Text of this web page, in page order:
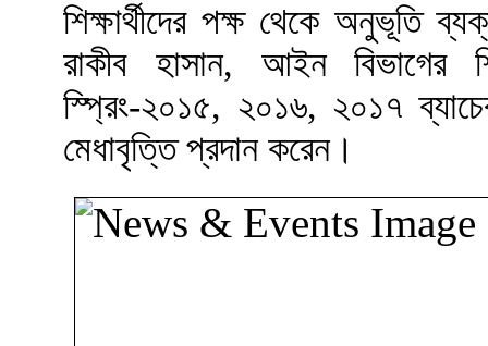
শিক্ষার্থীদের পক্ষ থেকে অনুভূতি
রাকীব হাসান, আইন বিভাগের
স্প্রিং-২০১৫, ২০১৬, ২০১৭
মেধাবৃত্তি প্রদান করেন।